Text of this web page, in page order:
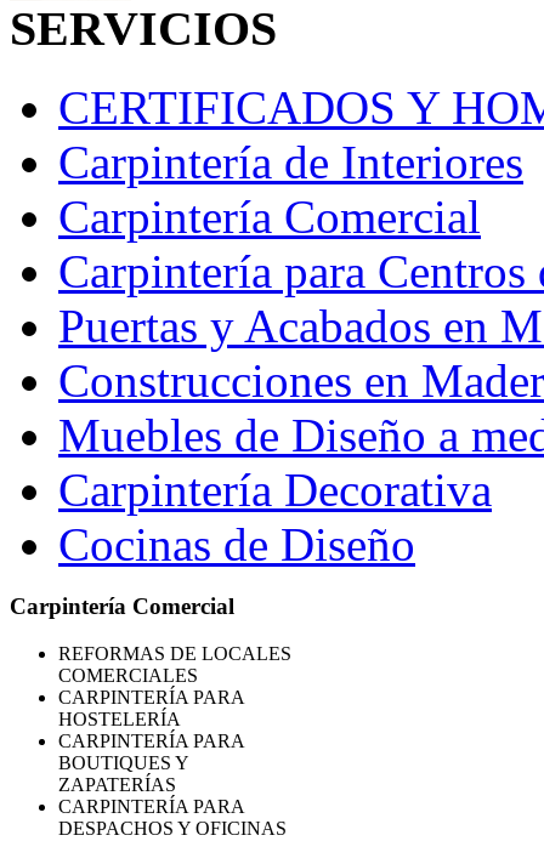
SERVICIOS
CERTIFICADOS Y
Carpintería de Interiores
Carpintería Comercial
Carpintería para
Puertas y Acabados en
Construcciones en
Muebles de Diseño a
Carpintería Decorativa
Cocinas de Diseño
Carpintería Comercial
REFORMAS DE LOCALES
COMERCIALES
CARPINTERÍA PARA
HOSTELERÍA
CARPINTERÍA PARA
BOUTIQUES Y
ZAPATERÍAS
CARPINTERÍA PARA
DESPACHOS Y OFICINAS